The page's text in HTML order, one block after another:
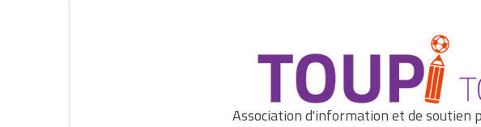
Association d'information et de soutien